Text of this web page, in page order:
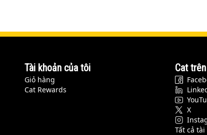
Tài khoản của tôi
Giỏ hàng
Cat Rewards
Cat
X
Tất cả